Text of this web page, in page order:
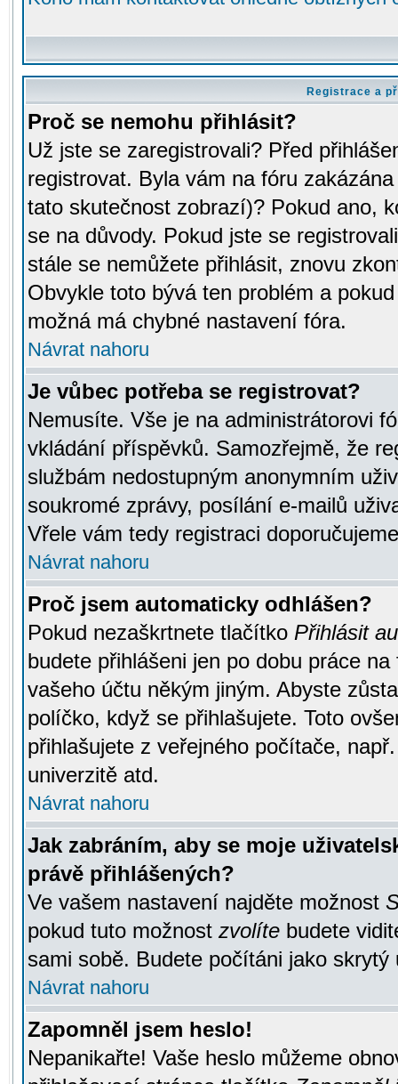
Registrace a
Proč se nemohu přihlásit?
Už jste se zaregistrovali? Před
registrovat. Byla vám na fóru
tato skutečnost zobrazí)? Pokud ano,
se na důvody. Pokud jste se
stále se nemůžete přihlásit, znovu
Obvykle toto bývá ten problém a
možná má chybné nastavení fóra.
Návrat nahoru
Je vůbec potřeba se registrovat?
Nemusíte. Vše je na administrátorovi
vkládání příspěvků. Samozřejmě, že
službám nedostupným anonymním
soukromé zprávy, posílání e-mailů
Vřele vám tedy registraci
Návrat nahoru
Proč jsem automaticky odhlášen?
Pokud nezaškrtnete tlačítko Přihlásit
budete přihlášeni jen po dobu práce
vašeho účtu někým jiným. Abyste
políčko, když se přihlašujete. Toto
přihlašujete z veřejného počítače,
univerzitě atd.
Návrat nahoru
Jak zabráním, aby se moje
právě přihlášených?
Ve vašem nastavení najděte možnost
pokud tuto možnost zvolíte budete
sami sobě. Budete počítáni jako skrytý
Návrat nahoru
Zapomněl jsem heslo!
Nepanikařte! Vaše heslo můžeme